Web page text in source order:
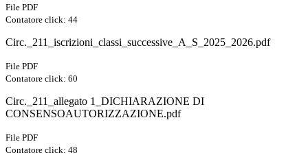
File PDF
Contatore click: 44
Circ._211_iscrizioni_classi_successive_A_S_2025_2026.pdf
File PDF
Contatore click: 60
Circ._211_allegato 1_DICHIARAZIONE DI
CONSENSOAUTORIZZAZIONE.pdf
File PDF
Contatore click: 48